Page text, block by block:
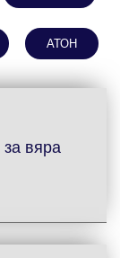
АТОН
вяра